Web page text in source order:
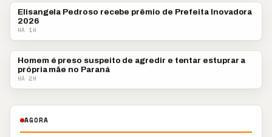
CARAMBEÍ
Elisangela Pedroso recebe prêmio de Prefeita Inovadora
2026
HÁ 1H
POLICIAL
Homem é preso suspeito de agredir e tentar estuprar a
própria mãe no Paraná
HÁ 2H
AGORA